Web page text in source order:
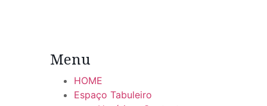
Menu
HOME
Espaço Tabuleiro